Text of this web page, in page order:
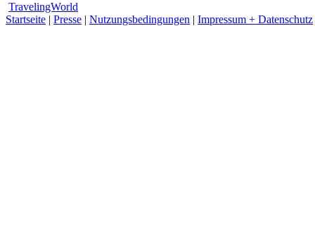
TravelingWorld
Startseite | Presse | Nutzungsbedingungen | Impressum + Datenschutz